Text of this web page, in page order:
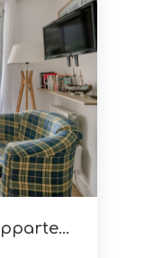
SAINTE MARIE SUR MER - Appartement 1 Chambre 30 M2